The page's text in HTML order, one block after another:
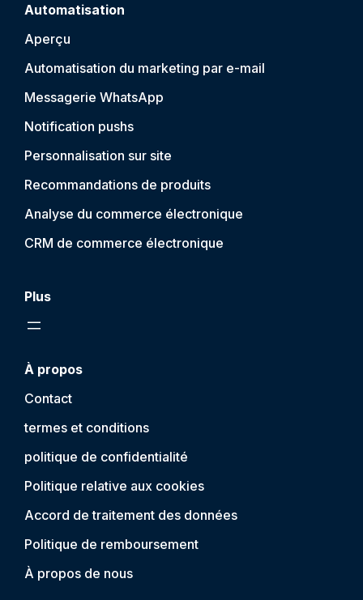
Automatisation
Aperçu
Automatisation du marketing par e-mail
Messagerie WhatsApp
Notification pushs
Personnalisation sur site
Recommandations de produits
Analyse du commerce électronique
CRM de commerce électronique
Plus
À propos
Contact
termes et conditions
politique de confidentialité
Politique relative aux cookies
Accord de traitement des données
Politique de remboursement
À propos de nous